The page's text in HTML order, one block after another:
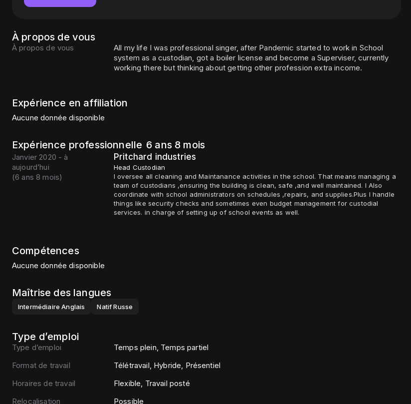
À propos de vous
À propos de vous
All my life I was professional singer, after Pandemic started to work in School
system as a custodian, got a boiler license and become a Superviser, currently
working there but thinking about getting other profession extra income.
Expérience en affiliation
Aucune donnée disponible
Expérience professionnelle 6 ans 8 mois
Janvier 2020 - à
aujourd’hui
(6 ans 8 mois)
Pritchard industries
Head Custodian
I oversee all cleaning and Maintanance activities in the school. That means managing a
team of custodians ,ensuring the building is clean, safe ,and well maintained. I Also
coordinate with school administrators on schedules ,repairs, and supplies.Plus I handle
things like security checks and sometimes even budget management for custodial
services. in charge of setting up of school events as well.
Compétences
Aucune donnée disponible
Maîtrise des langues
Intermédiaire Anglais Natif Russe
Type d’emploi
Type d’emploi
Temps plein, Temps partiel
Format de travail
Télétravail, Hybride, Présentiel
Horaires de travail
Flexible, Travail posté
Relocalisation
Possible